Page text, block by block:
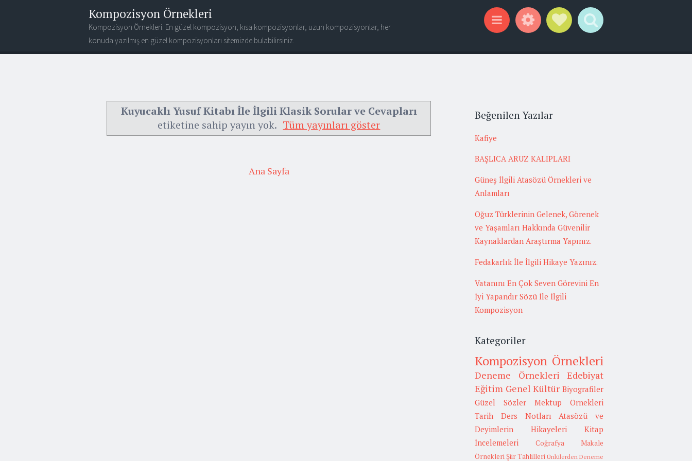
Kompozisyon Örnekleri
Kompozisyon Örnekleri. En güzel kompozisyon, kısa kompozisyonlar, uzun kompozisyonlar, her
konuda yazılmış en güzel kompozisyonları sitemizde bulabilirsiniz.
Kuyucaklı Yusuf Kitabı İle İlgili Klasik Sorular ve Cevapları
etiketine sahip yayın yok. Tüm yayınları göster
Ana Sayfa
Beğenilen Yazılar
Kafiye
BAŞLICA ARUZ KALIPLARI
Güneş İlgili Atasözü Örnekleri ve
Anlamları
Oğuz Türklerinin Gelenek, Görenek
ve Yaşamları Hakkında Güvenilir
Kaynaklardan Araştırma Yapınız.
Fedakarlık İle İlgili Hikaye Yazınız.
Vatanını En Çok Seven Görevini En
İyi Yapandır Sözü İle İlgili
Kompozisyon
Kategoriler
Kompozisyon Örnekleri
Deneme Örnekleri
Edebiyat
Eğitim Genel Kültür Biyografiler
Güzel Sözler
Mektup Örnekleri
Tarih
Ders Notları
Atasözü ve
Deyimlerin Hikayeleri
Kitap
İncelemeleri
Coğrafya
Makale
Örnekleri Şiir Tahlilleri Ünlülerden Deneme